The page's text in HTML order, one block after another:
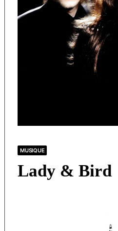
MUSIQUE
Lady & Bird